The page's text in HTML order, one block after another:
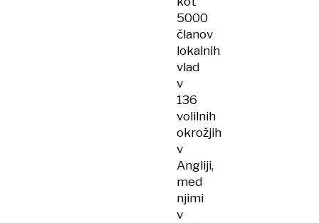
5000
članov
lokalnih
vlad
v
136
volilnih
okrožjih
v
Angliji,
med
njimi
v